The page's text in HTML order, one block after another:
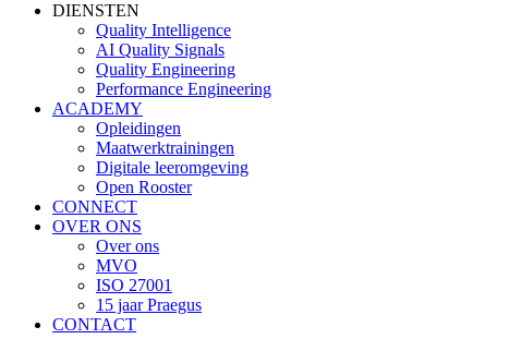
DIENSTEN
Quality Intelligence
AI Quality Signals
Quality Engineering
Performance Engineering
ACADEMY
Opleidingen
Maatwerktrainingen
Digitale leeromgeving
Open Rooster
CONNECT
OVER ONS
Over ons
MVO
ISO 27001
15 jaar Praegus
CONTACT